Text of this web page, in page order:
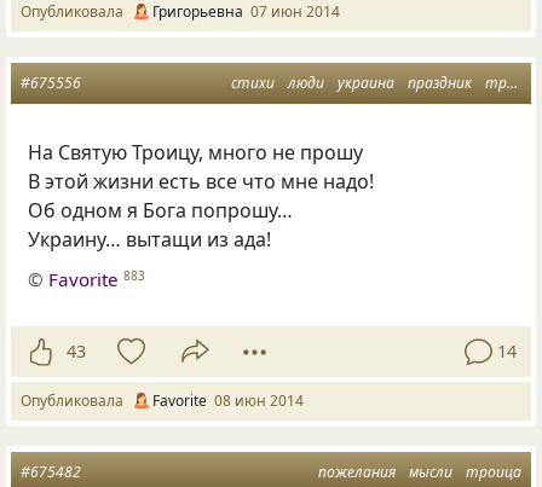
Опубликовала Григорьевна 07 июн 2014
стихи люди украина праздник троица
#675556
На Святую Троицу, много не прошу
В этой жизни есть все что мне надо!
Об одном я Бога попрошу…
Украину… вытащи из ада!
© Favorite 883
43 14
Опубликовала Favorite 08 июн 2014
пожелания мысли троица
#675482